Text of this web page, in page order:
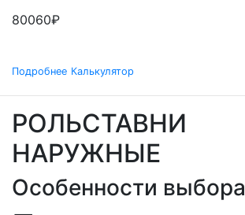
80060₽
Подробнее Калькулятор
РОЛЬСТАВНИ
НАРУЖНЫЕ
Особенности выбора